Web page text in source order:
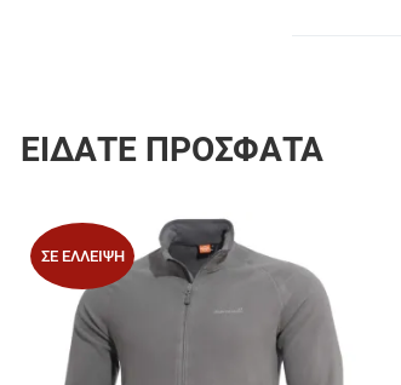
ΕΊΔΑΤΕ ΠΡΌΣΦΑΤΑ
ΣΕ ΈΛΛΕΙΨΗ